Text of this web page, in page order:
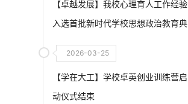
【卓越发展】我校心理育人工作经验
入选首批新时代学校思想政治教育典
2026-03-25
【学在大工】学校卓英创业训练营启
动仪式结束